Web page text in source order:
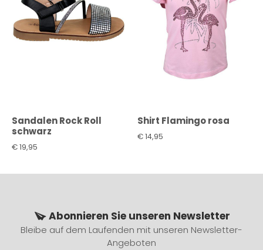
Sandalen Rock Roll
schwarz
€19,95
Shirt Flamingo rosa
€14,95
Abonnieren Sie unseren Newsletter
Bleibe auf dem Laufenden mit unseren Newsletter-
Angeboten